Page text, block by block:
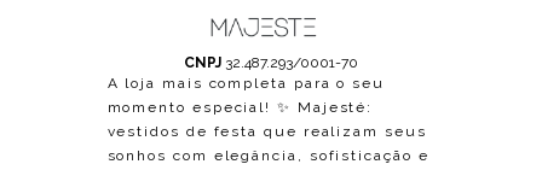
CNPJ 32.487.293/0001-70
A loja mais completa para o seu
momento especial! ✨ Majesté:
vestidos de festa que realizam seus
sonhos com elegância, sofisticação e